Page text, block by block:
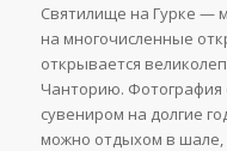
Святилище на Гурке —
на многочисленные
открывается
Чанторию. Фотография
сувениром на долгие
можно отдыхом в шале,